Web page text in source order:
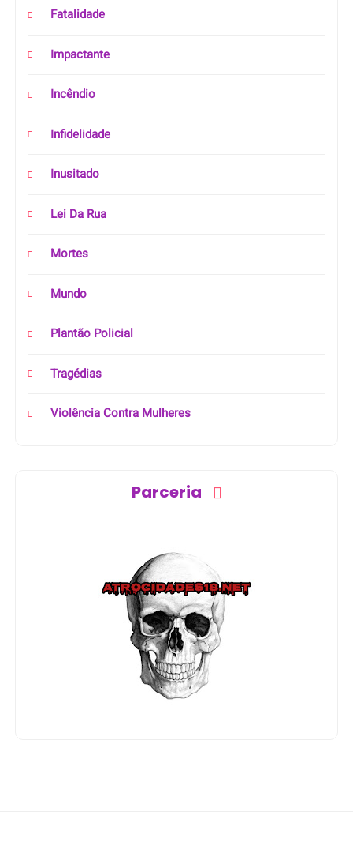
Fatalidade
Impactante
Incêndio
Infidelidade
Inusitado
Lei Da Rua
Mortes
Mundo
Plantão Policial
Tragédias
Violência Contra Mulheres
Parceria